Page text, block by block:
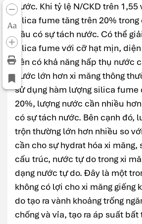
Aa
nước. Khi tỷ lệ N/CKD trên 1,55
silica fume tăng trên 20%
đầu có sự tách nước. Có thể
silica fume với cỡ hạt mịn,
nên có khả năng hấp thụ nước
nước lớn hơn xi măng thông
sử dụng hàm lượng silica fume
20%, lượng nước cần nhiều
có sự tách nước. Bên cạnh đó,
trộn thường lớn hơn nhiều so
cần cho sự hydrat hóa xi măng,
cấu trúc, nước tự do trong xi
dạng nước tự do. Đây là một
không có lợi cho xi măng giếng
do tạo ra vành khoảng trống
chống và vỉa, tạo ra áp suất